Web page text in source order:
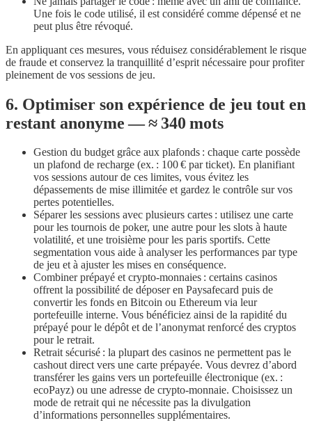
Une fois le code utilisé, il est considéré comme dépensé et ne
peut plus être révoqué.
En appliquant ces mesures, vous réduisez considérablement le risque
de fraude et conservez la tranquillité d’esprit nécessaire pour profiter
pleinement de vos sessions de jeu.
6. Optimiser son expérience de jeu tout en
restant anonyme — ≈ 340 mots
Gestion du budget grâce aux plafonds : chaque carte possède
un plafond de recharge (ex. : 100 € par ticket). En planifiant
vos sessions autour de ces limites, vous évitez les
dépassements de mise illimitée et gardez le contrôle sur vos
pertes potentielles.
Séparer les sessions avec plusieurs cartes : utilisez une carte
pour les tournois de poker, une autre pour les slots à haute
volatilité, et une troisième pour les paris sportifs. Cette
segmentation vous aide à analyser les performances par type
de jeu et à ajuster les mises en conséquence.
Combiner prépayé et crypto‑monnaies : certains casinos
offrent la possibilité de déposer en Paysafecard puis de
convertir les fonds en Bitcoin ou Ethereum via leur
portefeuille interne. Vous bénéficiez ainsi de la rapidité du
prépayé pour le dépôt et de l’anonymat renforcé des cryptos
pour le retrait.
Retrait sécurisé : la plupart des casinos ne permettent pas le
cashout direct vers une carte prépayée. Vous devrez d’abord
transférer les gains vers un portefeuille électronique (ex. :
ecoPayz) ou une adresse de crypto‑monnaie. Choisissez un
mode de retrait qui ne nécessite pas la divulgation
d’informations personnelles supplémentaires.